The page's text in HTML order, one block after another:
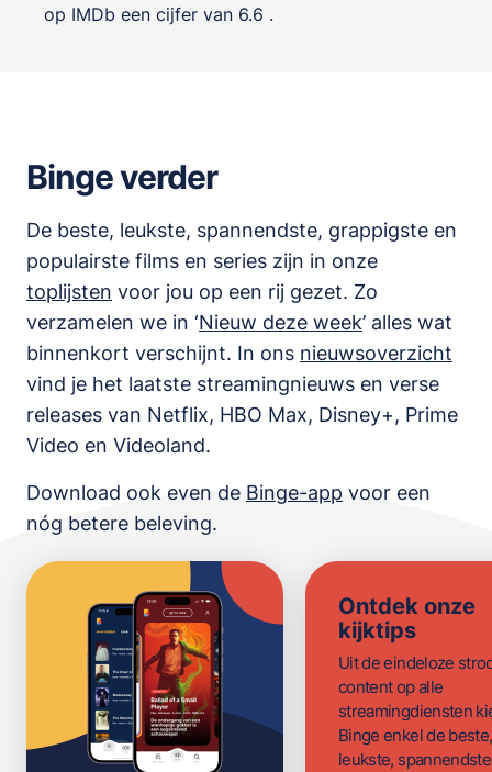
op IMDb een cijfer van 6.6 .
Binge verder
De beste, leukste, spannendste, grappigste en
populairste films en series zijn in onze
toplijsten voor jou op een rij gezet. Zo
verzamelen we in ‘Nieuw deze week’ alles wat
binnenkort verschijnt. In ons nieuwsoverzicht
vind je het laatste streamingnieuws en verse
releases van Netflix, HBO Max, Disney+, Prime
Video en Videoland.
Download ook even de Binge-app voor een
nóg betere beleving.
Ontdek onze
kijktips
Uit de eindeloze
content op alle
streamingdiensten
Binge enkel de beste,
leukste,